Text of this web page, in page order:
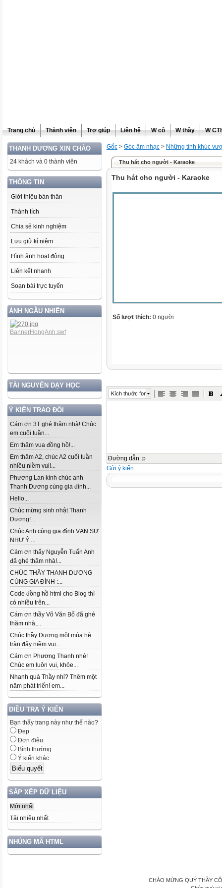
Trang chủ Thành viên Trợ giúp Liên hệ W cô W thầy W
THANH DƯƠNG XIN CHÀO
24 khách và 0 thành viên
THÔNG TIN
Giới thiệu bản thân
Thành tích
Chia sẻ kinh nghiệm
Lưu giữ kỉ niệm
Hình ảnh hoạt động
Liên kết nhanh
Soạn bài trực tuyến
ẢNH NGẪU NHIÊN
TÀI NGUYÊN DẠY HỌC
Ý KIẾN TRAO ĐỔI
Cám ơn 3T ghé thăm nhà! Chúc
em cuối tuần...
Em thăm vua đồng hồ!...
Em thăm A2, chúc A2 cuối tuần
nhiều niềm vui!...
Phương Lan kính chúc anh
Thanh Dương cùng gia đình...
Hello...
Chúc mừng sinh nhật Thanh
Dương!...
Chúc Anh cùng gia đình VẠN SỰ
NHƯ Ý ...
Cám ơn thấy Nguyễn Tuấn Anh
đã ghé thăm nhà!...
CHÚC THẦY THANH DƯƠNG
CÙNG GIA ĐÌNH :...
Code đồng hồ html cho Blog thì
có nhiều trên...
Cám ơn thầy Võ Văn Bổ đã ghé
thăm nhà,...
Chúc thầy Dương một mùa hè
tràn đầy niềm vui...
Cám ơn Phương Thanh nhé!
Chúc em luôn vui, khỏe...
Nhanh quá Thầy nhỉ? Thêm một
năm phát triển! em...
ĐIỀU TRA Ý KIẾN
Bạn thấy trang này như thế nào?
Đẹp
Đơn điệu
Bình thường
Ý kiến khác
SẮP XẾP DỮ LIỆU
Mới nhất
Tải nhiều nhất
NHÚNG MÃ HTML
Gốc > Góc âm nhạc > Những tình khúc
Thu hát cho người - Karaoke
Thu hát cho người - Karaoke
Số lượt thích: 0 người
Kích thước font
Đường dẫn: p
Gửi ý kiến
CHÀO MỪNG QUÝ THẦY